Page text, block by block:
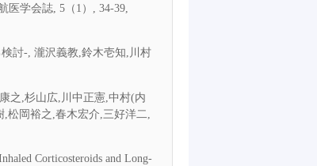
学会誌, 5（1）, 34-39,
討-, 瀧沢義教,鈴木壱知,川村
之,杉山広,川中正憲,中村(内
岡裕之,春木宏介,三好洋二,
Corticosteroids and Long-